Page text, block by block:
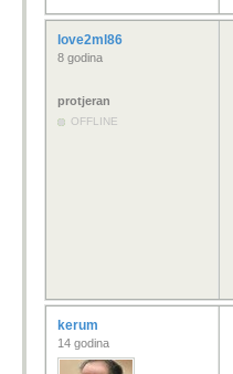
love2ml86
8 godina
protjeran
OFFLINE
kerum
14 godina